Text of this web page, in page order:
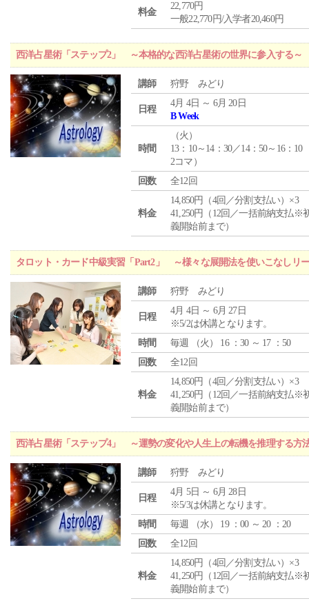
料金
22,770円
一般22,770円/入学者20,460円
西洋占星術「ステップ2」 ～本格的な西洋占星術の世界に参入する～
講師 狩野 みどり
日程
4月 4日 ～ 6月 20日
B Week
時間
（火 ）
13：10～14：30／14：50～16：10
2コマ）
回数
全12回
料金
14,850円（4回／分割支払い）×3
41,250円（12回／一括前納支払※
義開始前まで）
タロット・カード中級実習「Part2」 ～様々な展開法を使いこなしリ
講師 狩野 みどり
日程
4月 4日 ～ 6月 27日
※5/2は休講となります。
時間
毎週 （火 ） 16 ：30 ～ 17 ：50
回数
全12回
料金
14,850円（4回／分割支払い）×3
41,250円（12回／一括前納支払※
義開始前まで）
西洋占星術「ステップ4」 ～運勢の変化や人生上の転機を推理する方
講師 狩野 みどり
日程
4月 5日 ～ 6月 28日
※5/3は休講となります。
時間
毎週 （水） 19 ：00 ～ 20 ：20
回数
全12回
料金
14,850円（4回／分割支払い）×3
41,250円（12回／一括前納支払※
義開始前まで）